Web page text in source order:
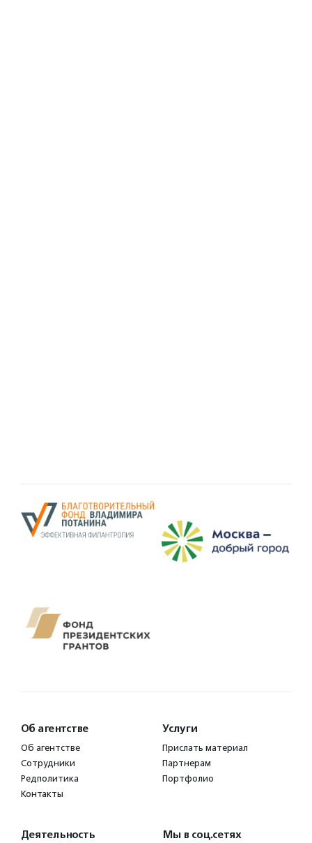
Об агентстве
Об агентстве
Сотрудники
Редполитика
Контакты
Услуги
Прислать материал
Партнерам
Портфолио
Деятельность Мы в соц.сетях